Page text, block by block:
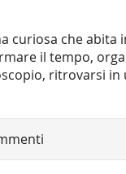
curiosa che
il tempo,
ritrovarsi